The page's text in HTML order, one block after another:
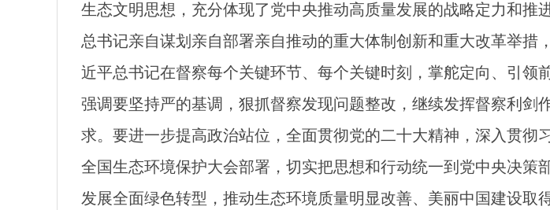
生态文明思想，充分体现了党中央推动高质量发展的战略定力和
总书记亲自谋划亲自部署亲自推动的重大体制创新和重大改革举
近平总书记在督察每个关键环节、每个关键时刻，掌舵定向、引领
强调要坚持严的基调，狠抓督察发现问题整改，继续发挥督察利
求。要进一步提高政治站位，全面贯彻党的二十大精神，深入贯
全国生态环境保护大会部署，切实把思想和行动统一到党中央决
发展全面绿色转型，推动生态环境质量明显改善、美丽中国建设取